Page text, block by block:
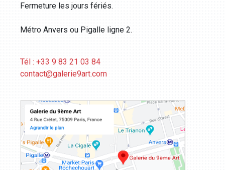
Fermeture les jours fériés.
Métro Anvers ou Pigalle ligne 2.
Tél : +33 9 83 21 03 84
contact@galerie9art.com